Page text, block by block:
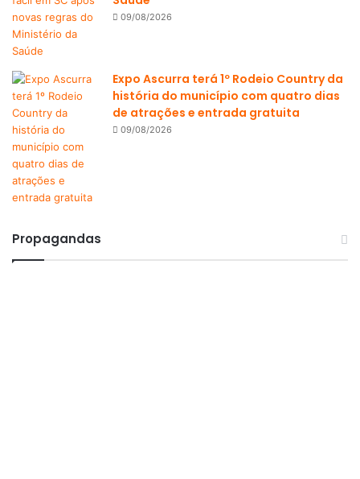
09/08/2026
Expo Ascurra terá 1º Rodeio Country da
história do município com quatro dias
de atrações e entrada gratuita
09/08/2026
Propagandas